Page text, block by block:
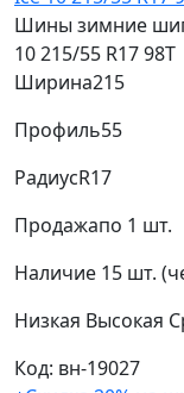
Шины зимние
10 215/55 R17 98T
Ширина215
Профиль55
РадиусR17
Продажапо 1 шт.
Наличие 15 шт.
Низкая Высокая
Код: вн-19027